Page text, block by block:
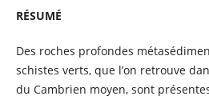
RÉSUMÉ
Des roches profondes
schistes verts, que l’on retrouve
du Cambrien moyen, sont